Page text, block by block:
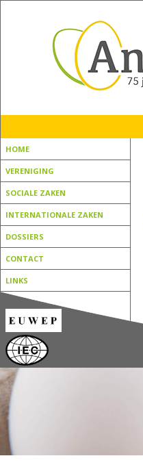
HOME
VERENIGING
SOCIALE ZAKEN
INTERNATIONALE ZAKEN
DOSSIERS
CONTACT
LINKS